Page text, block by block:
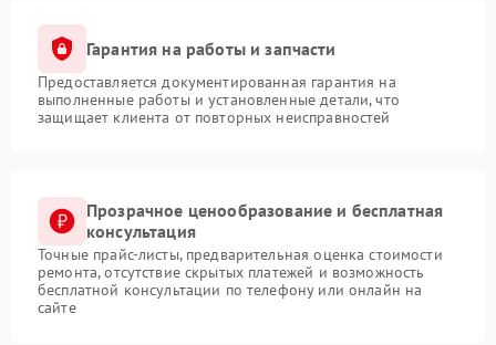
Гарантия на работы и запчасти
Предоставляется документированная гарантия на
выполненные работы и установленные детали, что
защищает клиента от повторных неисправностей
Прозрачное ценообразование и бесплатная
консультация
Точные прайс-листы, предварительная оценка стоимости
ремонта, отсутствие скрытых платежей и возможность
бесплатной консультации по телефону или онлайн на
сайте